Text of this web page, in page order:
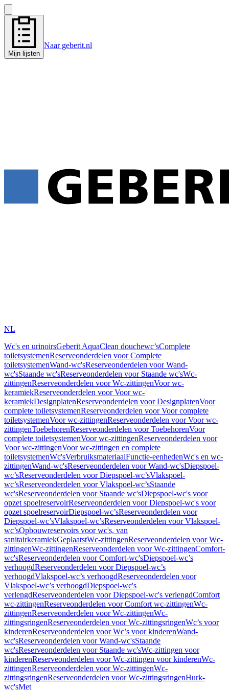
Mijn lijsten
Naar geberit.nl
NL
Wc's en urinoirsGeberit AquaClean douchewc’sComplete
toiletsystemenReserveonderdelen voor Complete
toiletsystemenWand-wc'sReserveonderdelen voor Wand-
wc'sStaande wc'sReserveonderdelen voor Staande wc'sWc-
zittingenReserveonderdelen voor Wc-zittingenVoor wc-
keramiekReserveonderdelen voor Voor wc-
keramiekDesignplatenReserveonderdelen voor DesignplatenVoor
complete toiletsystemenReserveonderdelen voor Voor complete
toiletsystemenVoor wc-zittingenReserveonderdelen voor Voor wc-
zittingenToebehorenReserveonderdelen voor ToebehorenVoor
complete toiletsystemenVoor wc-zittingenReserveonderdelen voor
Voor wc-zittingenVoor wc-zittingen en complete
toiletsystemenWc'sVerbruiksmateriaalFunctie-eenhedenWc's en wc-
zittingenWand-wc'sReserveonderdelen voor Wand-wc'sDiepspoel-
wc’sReserveonderdelen voor Diepspoel-wc’sVlakspoel-
wc’sReserveonderdelen voor Vlakspoel-wc’sStaande
wc'sReserveonderdelen voor Staande wc'sDiepspoel-wc's voor
opzet spoelreservoirReserveonderdelen voor Diepspoel-wc's voor
opzet spoelreservoirDiepspoel-wc’sReserveonderdelen voor
Diepspoel-wc’sVlakspoel-wc’sReserveonderdelen voor Vlakspoel-
wc’sOpbouwreservoirs voor wc's, van
sanitairkeramiekGeplaatstWc-zittingenReserveonderdelen voor Wc-
zittingenWc-zittingenReserveonderdelen voor Wc-zittingenComfort-
wc'sReserveonderdelen voor Comfort-wc'sDiepspoel-wc’s
verhoogdReserveonderdelen voor Diepspoel-wc’s
verhoogdVlakspoel-wc’s verhoogdReserveonderdelen voor
Vlakspoel-wc’s verhoogdDiepspoel-wc's
verlengdReserveonderdelen voor Diepspoel-wc's verlengdComfort
wc-zittingenReserveonderdelen voor Comfort wc-zittingenWc-
zittingenReserveonderdelen voor Wc-zittingenWc-
zittingsringenReserveonderdelen voor Wc-zittingsringenWc’s voor
kinderenReserveonderdelen voor Wc’s voor kinderenWand-
wc'sReserveonderdelen voor Wand-wc'sStaande
wc'sReserveonderdelen voor Staande wc'sWc-zittingen voor
kinderenReserveonderdelen voor Wc-zittingen voor kinderenWc-
zittingenReserveonderdelen voor Wc-zittingenWc-
zittingsringenReserveonderdelen voor Wc-zittingsringenHurk-
wc'sMet